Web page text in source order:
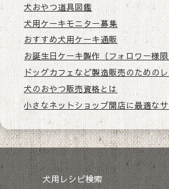
犬おやつ道具図鑑
犬用ケーキモニター募集
おすすめ犬用ケーキ通販
お誕生日ケーキ製作（フォロワー様限
ドッグカフェなど製造販売のための
犬のおやつ販売資格とは
小さなネットショップ開店に最適な
犬用レシピ検索